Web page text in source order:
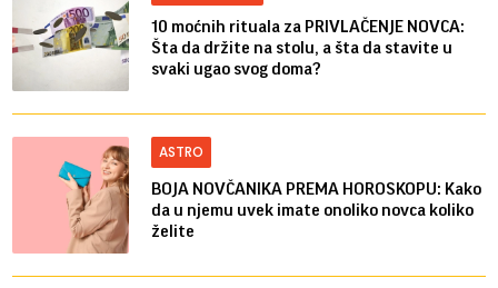
10 moćnih rituala za PRIVLAČENJE NOVCA:
Šta da držite na stolu, a šta da stavite u
svaki ugao svog doma?
ASTRO
BOJA NOVČANIKA PREMA HOROSKOPU: Kako
da u njemu uvek imate onoliko novca koliko
želite